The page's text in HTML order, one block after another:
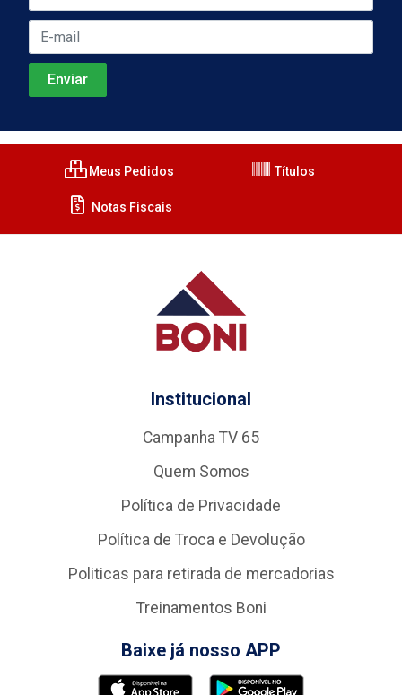
Meus Pedidos Títulos
Notas Fiscais
Institucional
Campanha TV 65
Quem Somos
Política de Privacidade
Política de Troca e Devolução
Politicas para retirada de mercadorias
Treinamentos Boni
Baixe já nosso APP